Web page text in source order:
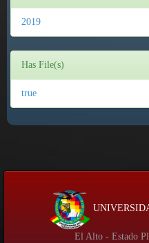
2019
Has File(s)
true
El Alto - Estado